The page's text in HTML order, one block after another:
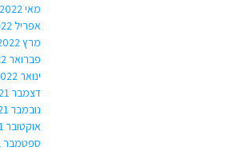
מאי 2022
אפריל 2022
מרץ 2022
פברואר 2022
ינואר 2022
דצמבר 2021
נובמבר 2021
אוקטובר 2021
ספטמבר 2021